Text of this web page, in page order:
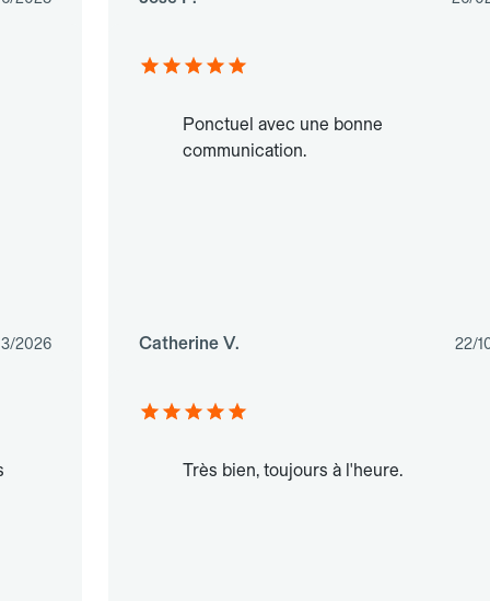
2026
Ponctuel avec une bonne
communication.
Catherine V. 22/
Très bien, toujours à l'heure.